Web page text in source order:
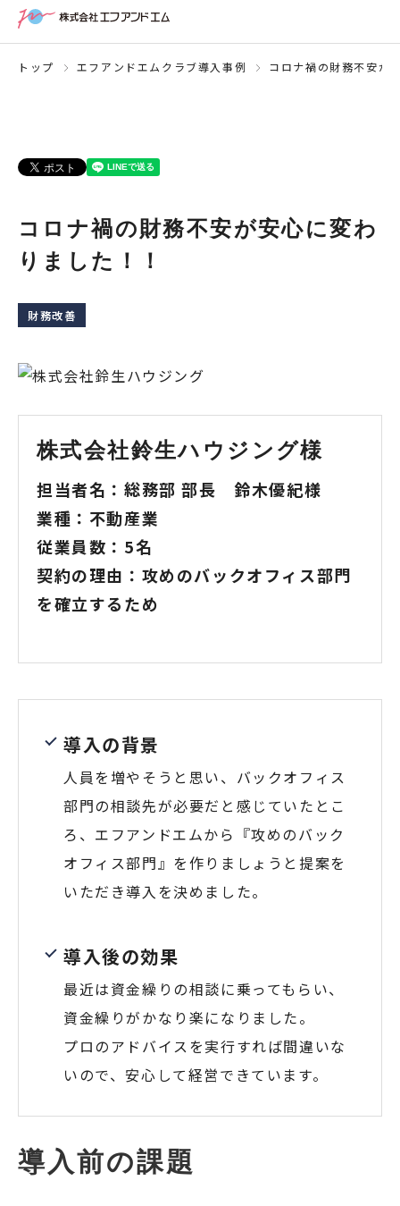
トップ エフアンドエムクラブ導入事例 コロナ禍の財務不安が
コロナ禍の財務不安が安心に変わ
りました！！
財務改善
株式会社鈴生ハウジング様
担当者名：総務部 部長 鈴木優紀様
業種：不動産業
従業員数：5名
契約の理由：攻めのバックオフィス部門
を確立するため
導入の背景
人員を増やそうと思い、バックオフィス
部門の相談先が必要だと感じていたとこ
ろ、エフアンドエムから『攻めのバック
オフィス部門』を作りましょうと提案を
いただき導入を決めました。
導入後の効果
最近は資金繰りの相談に乗ってもらい、
資金繰りがかなり楽になりました。
プロのアドバイスを実行すれば間違いな
いので、安心して経営できています。
導入前の課題